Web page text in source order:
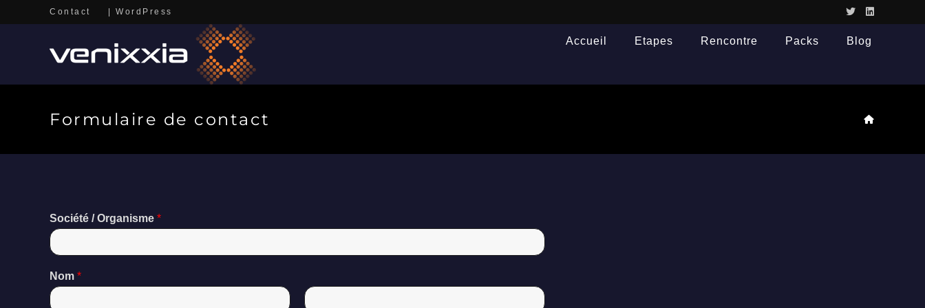
Contact WordPress
Accueil Etapes Rencontre Packs Blog
Formulaire de contact
Société / Organisme *
Nom *